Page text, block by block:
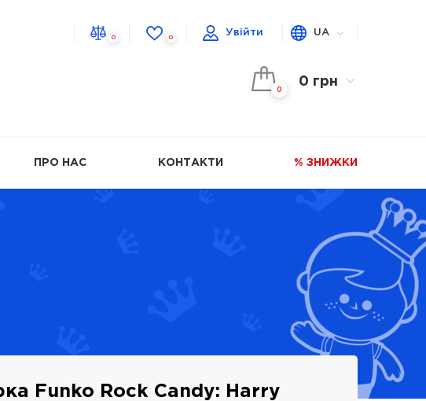
0 0
Увійти UA
0
0 грн
ПРО НАС КОНТАКТИ % ЗНИЖКИ
Funko Rock Candy: Harry